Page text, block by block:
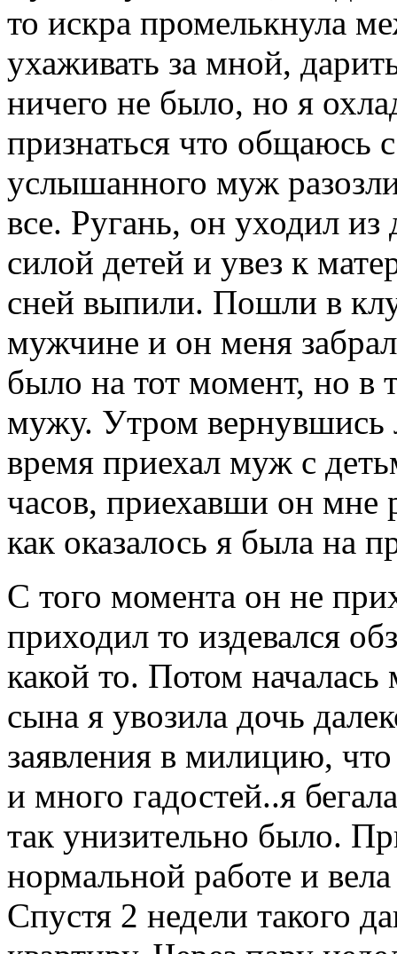
то искра промелькнула
ухаживать за мной,
ничего не было, но я
признаться что общаюсь
услышанного муж
все. Ругань, он уходил из
силой детей и увез к
сней выпили. Пошли в
мужчине и он меня
было на тот момент, но в
мужу. Утром вернувшись
время приехал муж с
часов, приехавши он мне
как оказалось я была на
С того момента он не
приходил то издевался
какой то. Потом
сына я увозила дочь
заявления в милицию,
и много гадостей..я
так унизительно было.
нормальной работе и
Спустя 2 недели такого